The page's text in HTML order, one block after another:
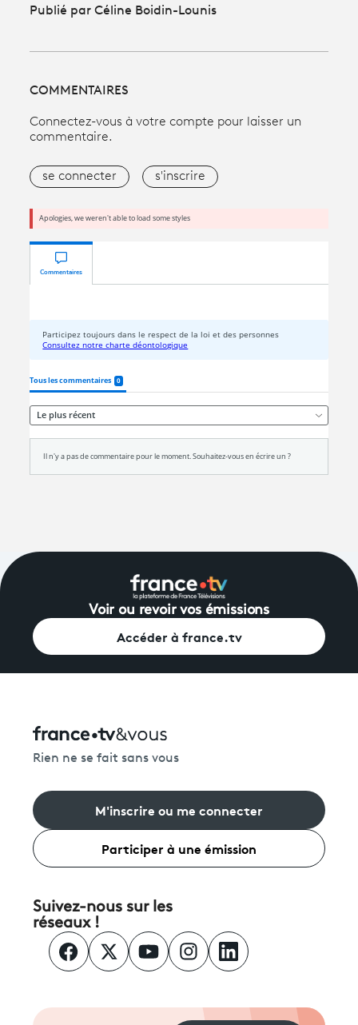
Publié par Céline Boidin-Lounis
COMMENTAIRES
Connectez-vous à votre compte pour laisser un
commentaire.
se connecter s'inscrire
Voir ou revoir vos émissions
Accéder à france.tv
Rien ne se fait sans vous
M'inscrire ou me connecter
Participer à une émission
Suivez-nous sur les
réseaux !